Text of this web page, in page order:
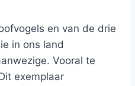
en van de drie
in ons land
Vooral te
exemplaar